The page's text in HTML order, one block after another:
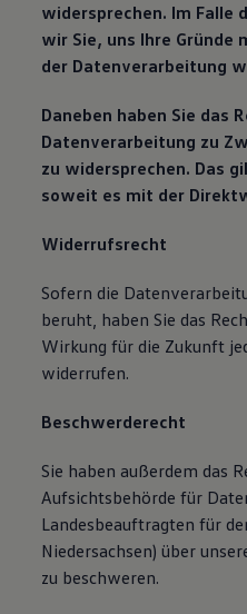
widersprechen. Im Falle
wir Sie, uns Ihre Gründe
der Datenverarbeitung
Daneben haben Sie das
Datenverarbeitung zu
zu widersprechen. Das
soweit es mit der
Widerrufsrecht
Sofern die
beruht, haben Sie das
Wirkung für die Zukunft
widerrufen.
Beschwerderecht
Sie haben außerdem das
Aufsichtsbehörde für
Landesbeauftragten für
Niedersachsen) über
zu beschweren.